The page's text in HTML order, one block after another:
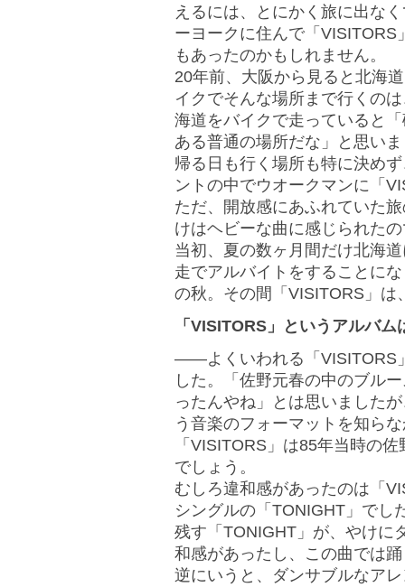
えるには、とにかく旅に出な
ーヨークに住んで「
もあったのかもしれません。
20年前、大阪から見ると北海
イクでそんな場所まで行くの
海道をバイクで走っていると
ある普通の場所だな」と思い
帰る日も行く場所も特に決め
ントの中でウオークマンに「
ただ、開放感にあふれていた
けはヘビーな曲に感じられた
当初、夏の数ヶ月間だけ北海
走でアルバイトをすることに
の秋。その間「VISITORS」は
「VISITORS」というアルバ
――よくいわれる「VISITORS
した。「佐野元春の中のブル
ったんやね」とは思いました
う音楽のフォーマットを知ら
「VISITORS」は85年当時の
でしょう。
むしろ違和感があったのは「
シングルの「TONIGHT」でし
残す「TONIGHT」が、やけに
和感があったし、この曲では
逆にいうと、ダンサブルなア